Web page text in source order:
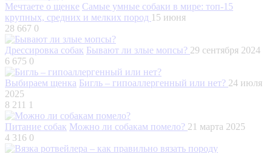
Мечтаете о щенке Самые умные собаки в мире: топ-15
крупных, средних и мелких пород 15 июня
28 667 0
Дрессировка собак Бывают ли злые мопсы? 29 сентября 2024
6 675 0
Выбираем щенка Бигль – гипоаллергенный или нет? 24 июля
2025
8 211 1
Питание собак Можно ли собакам помело? 21 марта 2025
4 316 0